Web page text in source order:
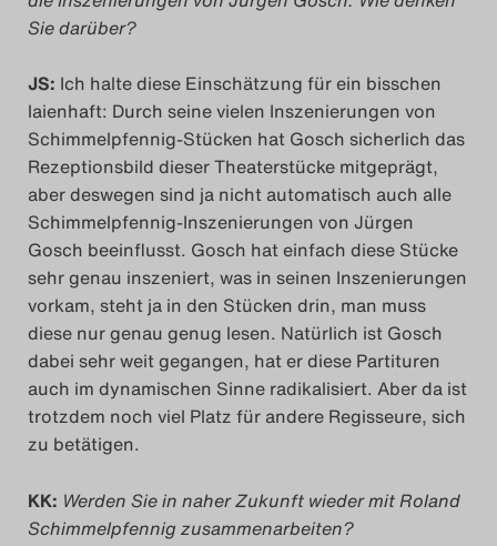
Sie darüber?
JS: Ich halte diese Einschätzung für ein bisschen
laienhaft: Durch seine vielen Inszenierungen von
Schimmelpfennig-Stücken hat Gosch sicherlich das
Rezeptionsbild dieser Theaterstücke mitgeprägt,
aber deswegen sind ja nicht automatisch auch alle
Schimmelpfennig-Inszenierungen von Jürgen
Gosch beeinflusst. Gosch hat einfach diese Stücke
sehr genau inszeniert, was in seinen Inszenierungen
vorkam, steht ja in den Stücken drin, man muss
diese nur genau genug lesen. Natürlich ist Gosch
dabei sehr weit gegangen, hat er diese Partituren
auch im dynamischen Sinne radikalisiert. Aber da ist
trotzdem noch viel Platz für andere Regisseure, sich
zu betätigen.
KK: Werden Sie in naher Zukunft wieder mit Roland
Schimmelpfennig zusammenarbeiten?